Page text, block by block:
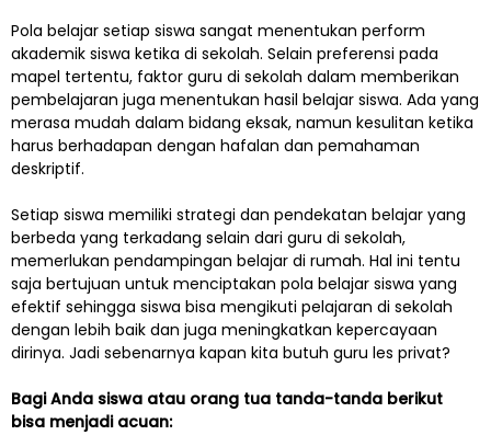
Pola belajar setiap siswa sangat menentukan perform
akademik siswa ketika di sekolah. Selain preferensi pada
mapel tertentu, faktor guru di sekolah dalam memberikan
pembelajaran juga menentukan hasil belajar siswa. Ada yang
merasa mudah dalam bidang eksak, namun kesulitan ketika
harus berhadapan dengan hafalan dan pemahaman
deskriptif.
Setiap siswa memiliki strategi dan pendekatan belajar yang
berbeda yang terkadang selain dari guru di sekolah,
memerlukan pendampingan belajar di rumah. Hal ini tentu
saja bertujuan untuk menciptakan pola belajar siswa yang
efektif sehingga siswa bisa mengikuti pelajaran di sekolah
dengan lebih baik dan juga meningkatkan kepercayaan
dirinya. Jadi sebenarnya kapan kita butuh guru les privat?
Bagi Anda siswa atau orang tua tanda-tanda berikut
bisa menjadi acuan: